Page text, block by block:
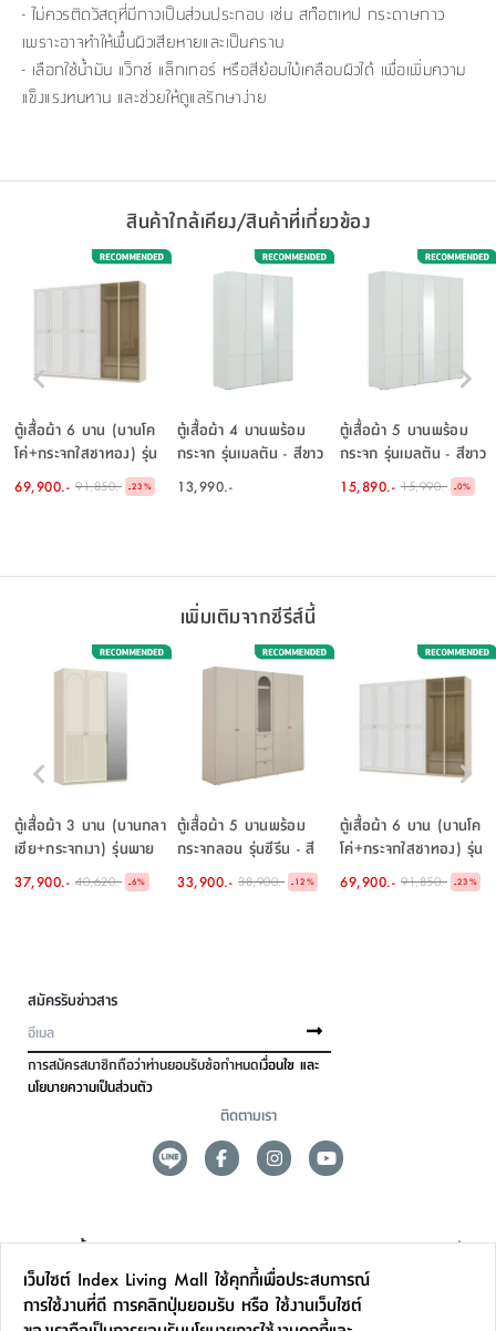
- ไม่ควรติดวัสดุที่มีกาวเป็นส่วนประกอบ เช่น สก๊อตเทป กระดาษกาว
เพราะอาจทำให้พื้นผิวเสียหายและเป็นคราบ
- เลือกใช้น้ำมัน แว็กซ์ แล็กเกอร์ หรือสีย้อมไม้เคลือบผิวได้ เพื่อเพิ่มความ
แข็งแรงทนทาน และช่วยให้ดูแลรักษาง่าย
สินค้าใกล้เคียง/สินค้าที่เกี่ยวข้อง
ตู้เสื้อผ้า 6 บาน (บานโค
โค่+กระจกใสชาทอง) รุ่น
พาย ขนาด 300 ซม. - สี
เบจ
69,900.- 91,850.- -23%
ตู้เสื้อผ้า 4 บานพร้อม
กระจก รุ่นเมลตัน - สีขาว
13,990.-
ตู้เสื้อผ้า 5 บานพร้อม
กระจก รุ่นเมลตัน - สีขาว
15,890.- 15,990.- -0%
เพิ่มเติมจากซีรีส์นี้
ตู้เสื้อผ้า 3 บาน (บานกลา
เซีย+กระจกเงา) รุ่นพาย
ขนาด 150 ซม. - สีเบจ
37,900.- 40,620.- -6%
ตู้เสื้อผ้า 5 บานพร้อม
กระจกลอน รุ่นซีรีน - สี
เบจ
33,900.- 38,900.- -12%
ตู้เสื้อผ้า 6 บาน (บานโค
โค่+กระจกใสชาทอง) รุ่น
พาย ขนาด 300 ซม. - สี
เบจ
69,900.- 91,850.- -23%
สมัครรับข่าวสาร
การสมัครสมาชิกถือว่าท่านยอมรับข้อกำหนดเงื่อนไข และ
นโยบายความเป็นส่วนตัว
ติดตามเรา
ดูแลลูกค้า
สาขาและการบริการ
เว็บไซต์ Index Living Mall ใช้คุกกี้เพื่อประสบการณ์
การใช้งานที่ดี การคลิกปุ่มยอมรับ หรือ ใช้งานเว็บไซต์